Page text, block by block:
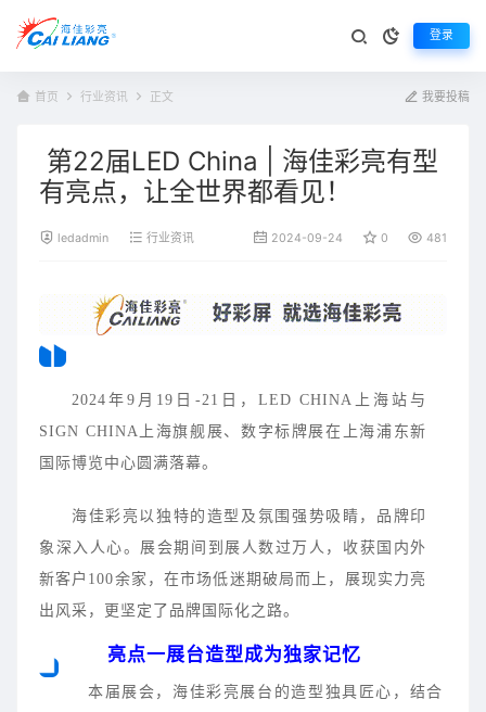
登录
首页 行业资讯 正文 我要投稿
第22届LED China | 海佳彩亮有型
有亮点，让全世界都看见！
ledadmin 行业资讯 2024-09-24 0 481
2024年9月19日-21日，LED CHINA上海站与
SIGN CHINA上海旗舰展、数字标牌展在上海浦东新
国际博览中心圆满落幕。
海佳彩亮 以独特的造型及氛围强势吸睛，品牌印
象深入人心。展会期间到展人数过万人，收获国内外
新客户100余家，在市场低迷期破局而上，展现实力亮
出风采，更坚定了品牌国际化之路。
亮点一展台造型成为独家记忆
本届展会，海佳彩亮展台的造型独具匠心，结合